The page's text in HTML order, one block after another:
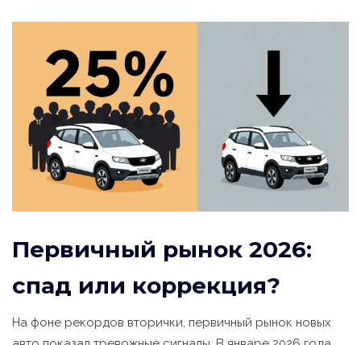
Первичный рынок 2026:
спад или коррекция?
На фоне рекордов вторички, первичный рынок новых